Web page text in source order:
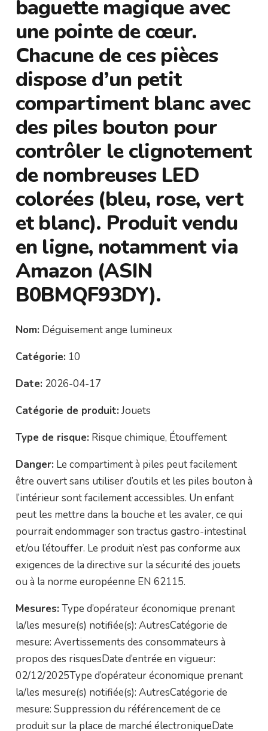
baguette magique avec
une pointe de cœur.
Chacune de ces pièces
dispose d’un petit
compartiment blanc avec
des piles bouton pour
contrôler le clignotement
de nombreuses LED
colorées (bleu, rose, vert
et blanc). Produit vendu
en ligne, notamment via
Amazon (ASIN
B0BMQF93DY).
Nom: Déguisement ange lumineux
Catégorie: 10
Date: 2026-04-17
Catégorie de produit: Jouets
Type de risque: Risque chimique, Étouffement
Danger: Le compartiment à piles peut facilement
être ouvert sans utiliser d’outils et les piles bouton à
l’intérieur sont facilement accessibles. Un enfant
peut les mettre dans la bouche et les avaler, ce qui
pourrait endommager son tractus gastro-intestinal
et/ou l’étouffer. Le produit n’est pas conforme aux
exigences de la directive sur la sécurité des jouets
ou à la norme européenne EN 62115.
Mesures: Type d’opérateur économique prenant
la/les mesure(s) notifiée(s): AutresCatégorie de
mesure: Avertissements des consommateurs à
propos des risquesDate d’entrée en vigueur:
02/12/2025Type d’opérateur économique prenant
la/les mesure(s) notifiée(s): AutresCatégorie de
mesure: Suppression du référencement de ce
produit sur la place de marché électroniqueDate